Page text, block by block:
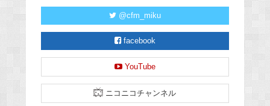
@cfm_miku
facebook
YouTube
ニコニコチャンネル